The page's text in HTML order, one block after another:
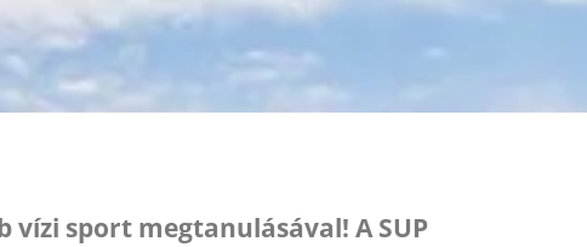
vízi sport megtanulásával! A SUP